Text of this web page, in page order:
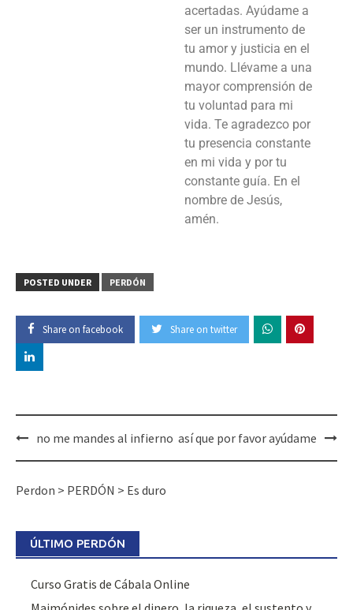
acertadas. Ayúdame a
ser un instrumento de
tu amor y justicia en el
mundo. Llévame a una
mayor comprensión de
tu voluntad para mi
vida. Te agradezco por
tu presencia constante
en mi vida y por tu
constante guía. En el
nombre de Jesús,
amén.
POSTED UNDER PERDÓN
Share on facebook Share on twitter
no me mandes al infierno así que por favor ayúdame
Perdon > PERDÓN > Es duro
ÚLTIMO PERDÓN
Curso Gratis de Cábala Online